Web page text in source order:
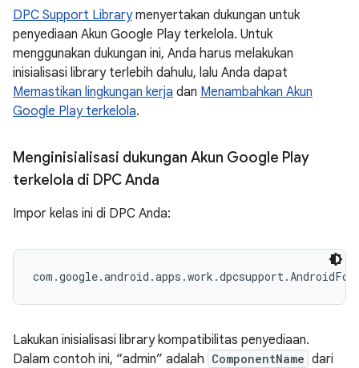
DPC Support Librarymenyertakan dukungan untuk
penyediaan Akun Google Play terkelola. Untuk
menggunakan dukungan ini, Anda harus melakukan
inisialisasi library terlebih dahulu, lalu Anda dapat
Memastikan lingkungan kerja dan Menambahkan Akun
Google Play terkelola.
Menginisialisasi dukungan Akun Google Play
terkelola di DPC Anda
Impor kelas ini di DPC Anda:
Lakukan inisialisasi library kompatibilitas penyediaan.
Dalam contoh ini, “admin” adalah ComponentName dari